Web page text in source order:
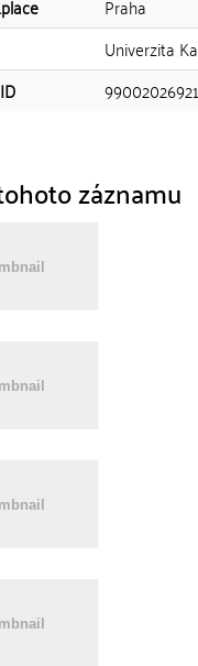
Praha
Univerzita
záznamu